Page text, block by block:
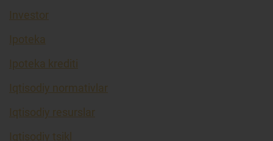
Investor
Ipoteka
Ipoteka krediti
Iqtisodiy normativlar
Iqtisodiy resurslar
Iqtisodiy tsikl